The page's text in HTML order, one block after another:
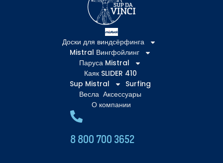
Доски для виндсёрфинга
Mistral Вингфойлинг
Паруса Mistral
Каяк SLIDER 410
Sup Mistral
Surfing
Весла Аксессуары
О компании
8 800 700 3652